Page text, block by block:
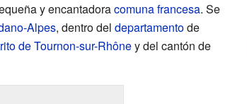
y encantadoracomuna francesa. Se
Alpes, dentro del departamentode
de Tournon-sur-Rhôney del cantón de